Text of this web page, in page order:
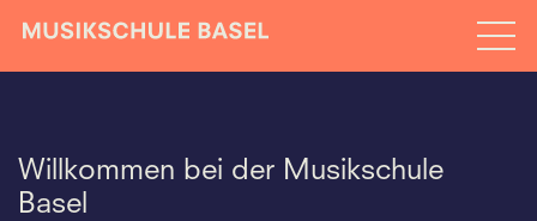
Willkommen bei der Musikschule
Basel